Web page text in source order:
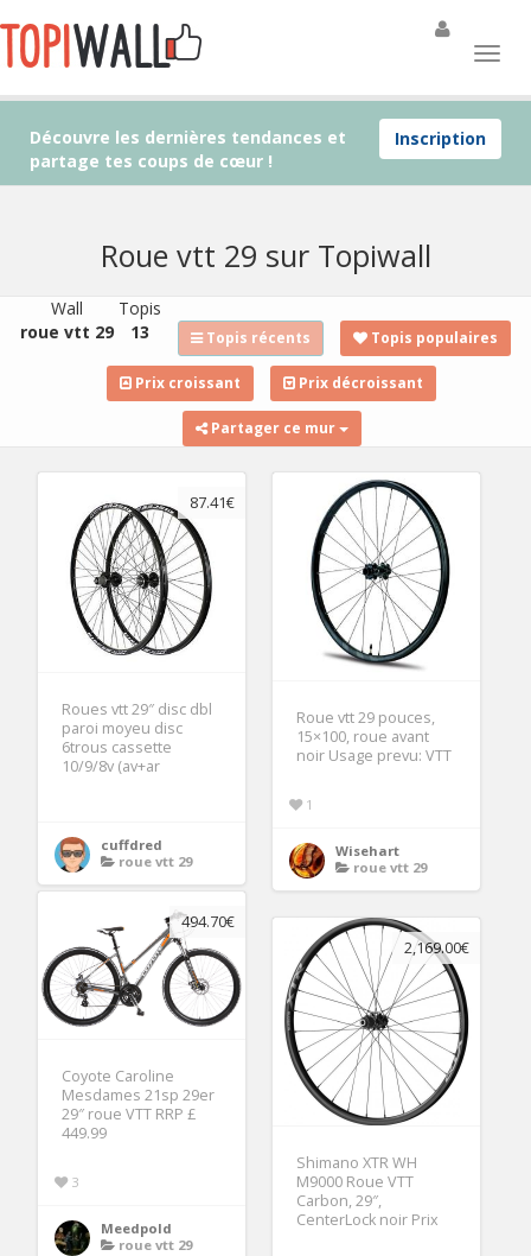
Inscription
Découvre les dernières tendances et
partage tes coups de cœur !
Roue vtt 29 sur Topiwall
Wall
roue vtt 29
Topis
13
Topis récents Topis populaires
Prix croissant Prix décroissant
Partager ce mur
87.41€
Roues vtt 29″ disc dbl
paroi moyeu disc
6trous cassette
10/9/8v (av+ar
cuffdred
roue vtt 29
Roue vtt 29 pouces,
15×100, roue avant
noir Usage prevu: VTT
1
Wisehart
roue vtt 29
494.70€
Coyote Caroline
Mesdames 21sp 29er
29″ roue VTT RRP £
449.99
3
Meedpold
roue vtt 29
2,169.00€
Shimano XTR WH
M9000 Roue VTT
Carbon, 29″,
CenterLock noir Prix